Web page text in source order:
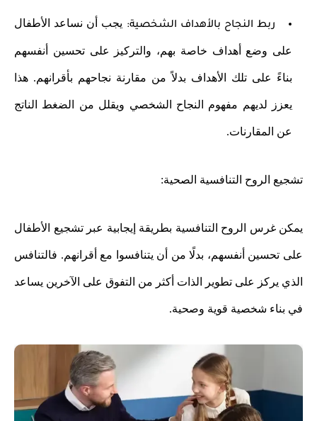
ربط النجاح بالأهداف الشخصية: يجب أن نساعد الأطفال
على وضع أهداف خاصة بهم، والتركيز على تحسين أنفسهم
بناءً على تلك الأهداف بدلاً من مقارنة نجاحهم بأقرانهم. هذا
يعزز لديهم مفهوم النجاح الشخصي ويقلل من الضغط الناتج
عن المقارنات.
تشجيع الروح التنافسية الصحية:
يمكن غرس الروح التنافسية بطريقة إيجابية عبر تشجيع الأطفال
على تحسين أنفسهم، بدلًا من أن يتنافسوا مع أقرانهم. فالتنافس
الذي يركز على تطوير الذات أكثر من التفوق على الآخرين يساعد
في بناء شخصية قوية وصحية.